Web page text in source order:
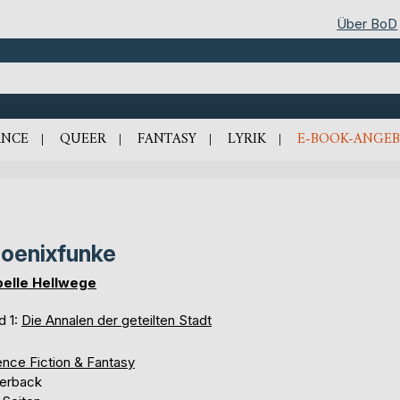
Über BoD
QUEER FANTASY LYRIK E-BOOK-
Hellwege
1: Die Annalen der geteilten Stadt
Fiction & Fantasy